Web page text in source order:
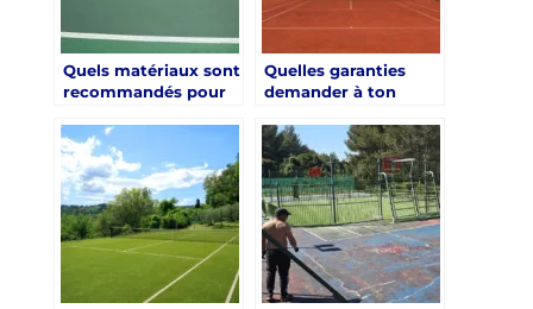
Quels matériaux sont
recommandés pour
de tennis à Hyères
durable ?
Quelles garanties
demander à ton
rénovation court de
tennis à Hyères ?